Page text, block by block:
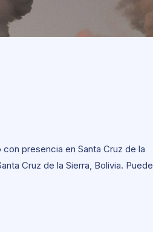
presencia en Santa Cruz de la
Cruz de la Sierra, Bolivia. Puede